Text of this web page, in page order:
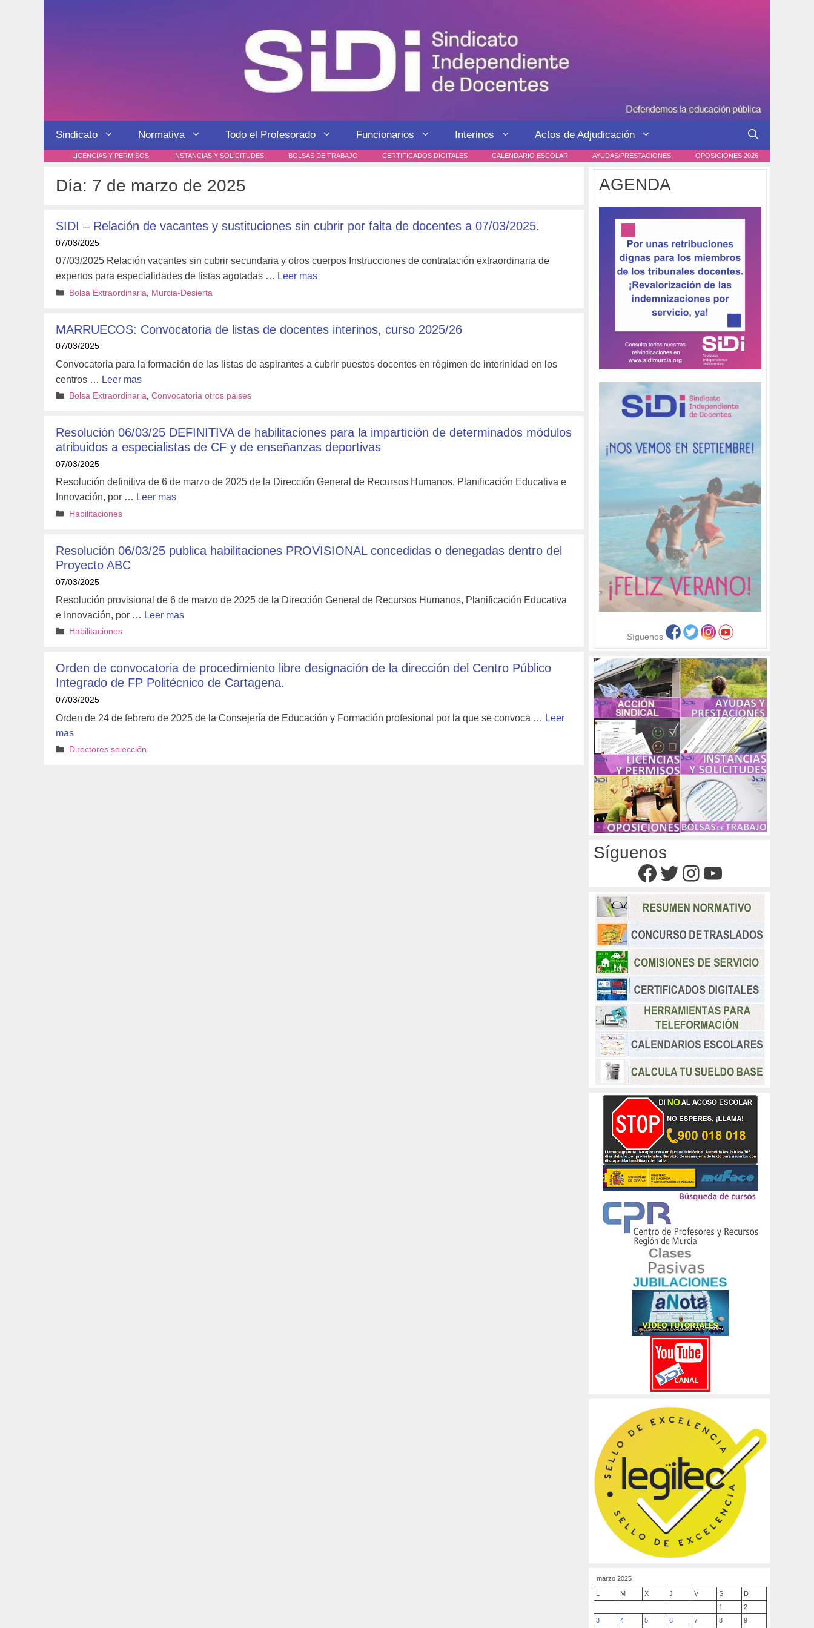
Sindicato Normativa Todo el Profesorado Funcionarios Interinos Actos de Adjudicación
LICENCIAS Y PERMISOS INSTANCIAS Y SOLICITUDES BOLSAS DE TRABAJO CERTIFICADOS DIGITALES CALENDARIO ESCOLAR AYUDAS/PRESTACIONES OPOSICIONES 2026
Día: 7 de marzo de 2025
SIDI – Relación de vacantes y sustituciones sin cubrir por falta de docentes a 07/03/2025.
07/03/2025
07/03/2025 Relación vacantes sin cubrir secundaria y otros cuerpos Instrucciones de contratación extraordinaria de
expertos para especialidades de listas agotadas … Leer mas
Categorías
Bolsa Extraordinaria Murcia-Desierta
MARRUECOS: Convocatoria de listas de docentes interinos, curso 2025/26
07/03/2025
Convocatoria para la formación de las listas de aspirantes a cubrir puestos docentes en régimen de interinidad en los
centros … Leer mas
Categorías
Bolsa Extraordinaria, Convocatoria otros paises
Resolución 06/03/25 DEFINITIVA de habilitaciones para la impartición de determinados módulos
atribuidos a especialistas de CF y de enseñanzas deportivas
07/03/2025
Resolución definitiva de 6 de marzo de 2025 de la Dirección General de Recursos Humanos, Planificación Educativa e
Innovación, por … Leer mas
Categorías
Habilitaciones
Resolución 06/03/25 publica habilitaciones PROVISIONAL concedidas o denegadas dentro del
Proyecto ABC
07/03/2025
Resolución provisional de 6 de marzo de 2025 de la Dirección General de Recursos Humanos, Planificación Educativa
e Innovación, por … Leer mas
Categorías
Habilitaciones
Orden de convocatoria de procedimiento libre designación de la dirección del Centro Público
Integrado de FP Politécnico de Cartagena.
07/03/2025
Orden de 24 de febrero de 2025 de la Consejería de Educación y Formación profesional por la que se convoca … Leer
mas
Categorías
Directores selección
AGENDA
Síguenos
Síguenos
Facebook
Twitter
Instagram
YouTube
marzo 2025
L M X J V S
D
1
2
3
4 5 6 7 8 9